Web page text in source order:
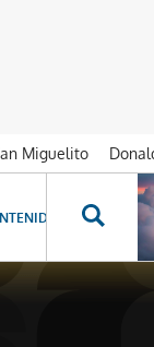
Miguelito
ESPECIALES